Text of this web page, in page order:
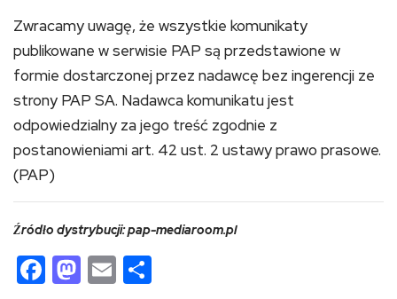
Zwracamy uwagę, że wszystkie komunikaty
publikowane w serwisie PAP są przedstawione w
formie dostarczonej przez nadawcę bez ingerencji ze
strony PAP SA. Nadawca komunikatu jest
odpowiedzialny za jego treść zgodnie z
postanowieniami art. 42 ust. 2 ustawy prawo prasowe.
(PAP)
Źródło dystrybucji: pap-mediaroom.pl
Facebook
Mastodon
Email